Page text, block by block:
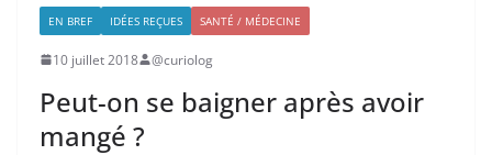
EN BREF IDÉES REÇUES SANTÉ / MÉDECINE
10 juillet 2018 @curiolog
Peut-on se baigner après avoir
mangé ?